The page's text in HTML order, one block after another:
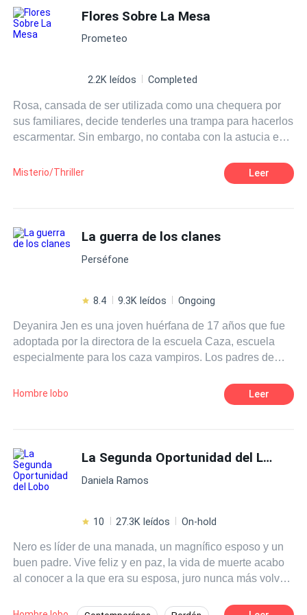
cada vez más difusa.
sonreír
Flores Sobre La Mesa
Prometeo
2.2K leídos Completed
Rosa, cansada de ser utilizada como una chequera por
sus familiares, decide tenderles una trampa para hacerlos
escarmentar. Sin embargo, no contaba con la astucia e
favor. Al final, lo que parecía un desenlace evidente y en
favor de nuestra protagonista, termina por hundirla en lo
madre de todos los vicios.
Misterio/Thriller Leer
La guerra de los clanes
Perséfone
8.4 9.3K leídos Ongoing
Deyanira Jen es una joven huérfana de 17 años que fue
adoptada por la directora de la escuela Caza, escuela
especialmente para los caza vampiros. Los padres de
Aquella joven prometió que sería la mejor caza vampiros,
como le habían dicho que eran sus padres. Sin saber que
Hombre lobo Leer
La Segunda Oportunidad del Lobo
Daniela Ramos
10 27.3K leídos On-hold
Nero es líder de una manada, un magnífico esposo y un
buen padre. Vive feliz y en paz, la vida de muerte acabo
al conocer a la que era su esposa, juro nunca más volver
trampa y asesina a su familia, lo deja solo aprovechando